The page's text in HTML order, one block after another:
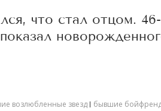
что стал отцом.
возлюбленные звезд бывшие